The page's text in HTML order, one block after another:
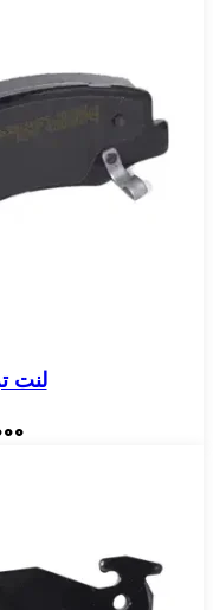
لنت